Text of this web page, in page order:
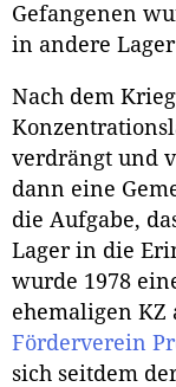
Gefangenen
in andere
Nach dem
verdrängt und
dann eine
die Aufgabe,
Lager in die
wurde 1978
ehemaligen KZ
Förderverein
sich seitdem